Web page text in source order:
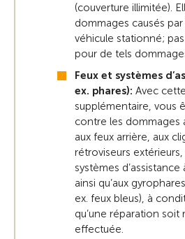
(couverture illimitée).
dommages causés par
véhicule stationné;
pour de tels
Feux et systèmes
ex. phares): Avec
supplémentaire, vous
contre les dommages
aux feux arrière, aux
rétroviseurs
systèmes
ainsi qu’aux
ex. feux bleus), à
qu’une réparation soit
effectuée.